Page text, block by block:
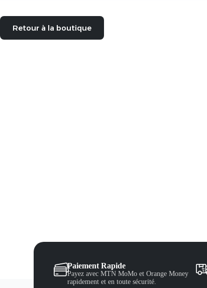
Retour à la boutique
Paiement Rapide
Payez avec MTN MoMo et Orange Money
rapidement et en toute sécurité.